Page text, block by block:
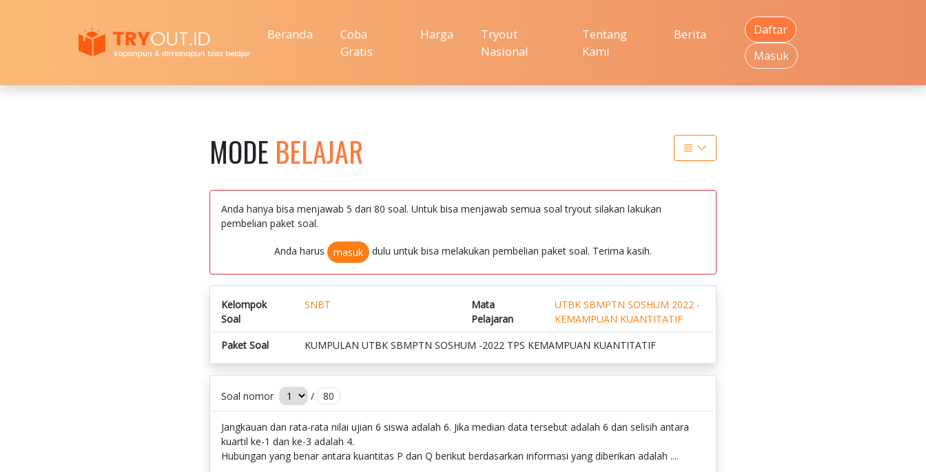
Beranda
Coba
Gratis
Harga
Tryout
Nasional
Tentang
Kami
Berita
Daftar
Masuk
MODE BELAJAR
Anda hanya bisa menjawab 5 dari 80 soal. Untuk bisa menjawab semua soal tryout silakan lakukan
pembelian paket soal.
Anda harus masuk dulu untuk bisa melakukan pembelian paket soal. Terima kasih.
Kelompok
Soal
SNBT
Mata
Pelajaran
UTBK SBMPTN SOSHUM 2022 -
KEMAMPUAN KUANTITATIF
Paket Soal
KUMPULAN UTBK SBMPTN SOSHUM -2022 TPS KEMAMPUAN KUANTITATIF
Soal nomor / 80
Jangkauan dan rata-rata nilai ujian 6 siswa adalah 6. Jika median data tersebut adalah 6 dan selisih antara
kuartil ke-1 dan ke-3 adalah 4.
Hubungan yang benar antara kuantitas P dan Q berikut berdasarkan informasi yang diberikan adalah ....